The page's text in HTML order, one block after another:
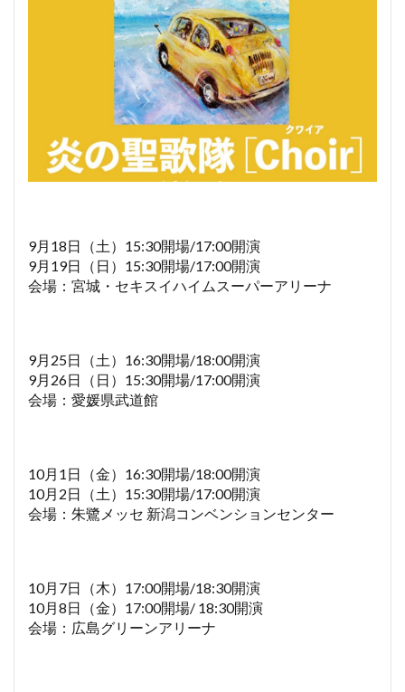
9月18日（土）15:30開場/17:00開演
9月19日（日）15:30開場/17:00開演
会場：宮城・セキスイハイムスーパーアリーナ
9月25日（土）16:30開場/18:00開演
9月26日（日）15:30開場/17:00開演
会場：愛媛県武道館
10月1日（金）16:30開場/18:00開演
10月2日（土）15:30開場/17:00開演
会場：朱鷺メッセ 新潟コンベンションセンター
10月7日（木）17:00開場/18:30開演
10月8日（金）17:00開場/ 18:30開演
会場：広島グリーンアリーナ